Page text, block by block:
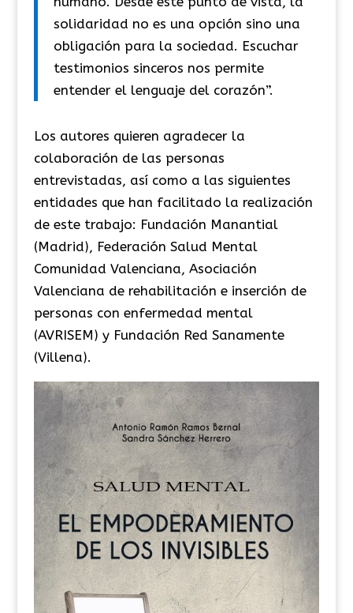
solidaridad no es una opción sino una
obligación para la sociedad. Escuchar
testimonios sinceros nos permite
entender el lenguaje del corazón”.
Los autores quieren agradecer la
colaboración de las personas
entrevistadas, así como a las siguientes
entidades que han facilitado la realización
de este trabajo: Fundación Manantial
(Madrid), Federación Salud Mental
Comunidad Valenciana, Asociación
Valenciana de rehabilitación e inserción de
personas con enfermedad mental
(AVRISEM) y Fundación Red Sanamente
(Villena).